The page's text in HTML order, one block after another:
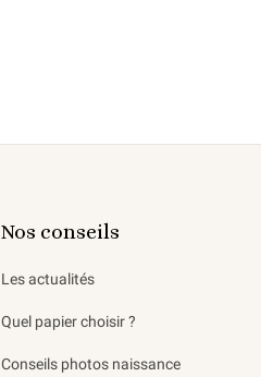
Nos conseils
Les actualités
Quel papier choisir ?
Conseils photos naissance